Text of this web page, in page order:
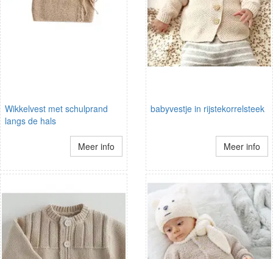
Wikkelvest met schulprand
langs de hals
Meer info
babyvestje in rijstekorrelsteek
Meer info